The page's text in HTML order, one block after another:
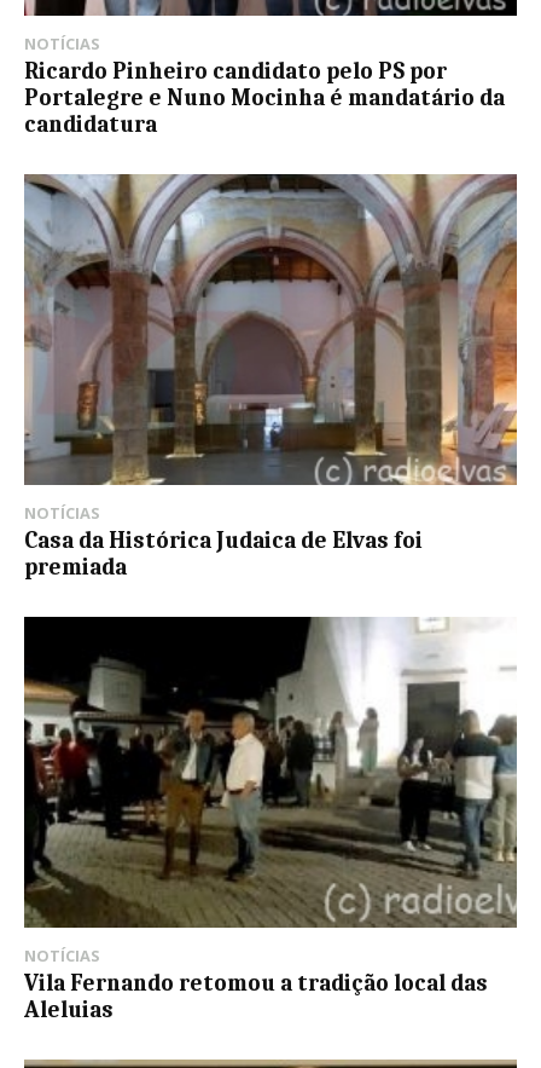
NOTÍCIAS
Ricardo Pinheiro candidato pelo PS por
Portalegre e Nuno Mocinha é mandatário da
candidatura
NOTÍCIAS
Casa da Histórica Judaica de Elvas foi
premiada
NOTÍCIAS
Vila Fernando retomou a tradição local das
Aleluias